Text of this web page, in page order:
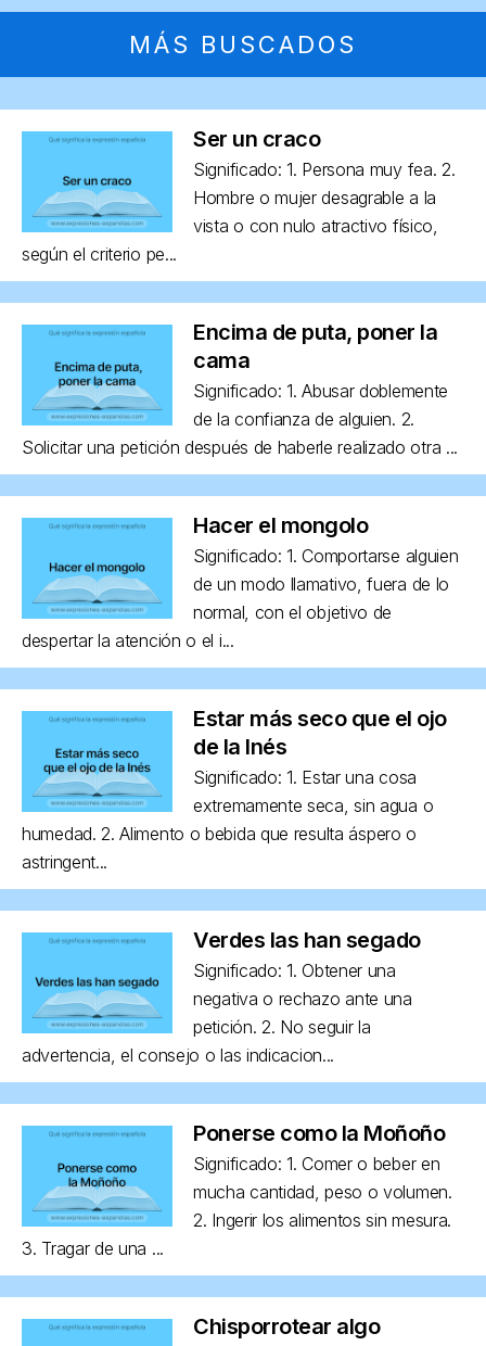
MÁS BUSCADOS
Ser un craco
Significado: 1. Persona muy fea. 2.
Hombre o mujer desagrable a la
vista o con nulo atractivo físico,
según el criterio pe...
Encima de puta, poner la
cama
Significado: 1. Abusar doblemente
de la confianza de alguien. 2.
Solicitar una petición después de haberle realizado otra ...
Hacer el mongolo
Significado: 1. Comportarse alguien
de un modo llamativo, fuera de lo
normal, con el objetivo de
despertar la atención o el i...
Estar más seco que el ojo
de la Inés
Significado: 1. Estar una cosa
extremamente seca, sin agua o
humedad. 2. Alimento o bebida que resulta áspero o
astringent...
Verdes las han segado
Significado: 1. Obtener una
negativa o rechazo ante una
petición. 2. No seguir la
advertencia, el consejo o las indicacion...
Ponerse como la Moñoño
Significado: 1. Comer o beber en
mucha cantidad, peso o volumen.
2. Ingerir los alimentos sin mesura.
3. Tragar de una ...
Chisporrotear algo